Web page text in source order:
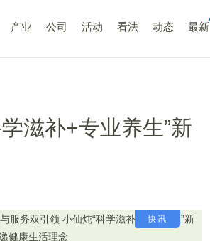
产业 公司 活动 看法 动态 最新
滋补+专业养生”新
快讯